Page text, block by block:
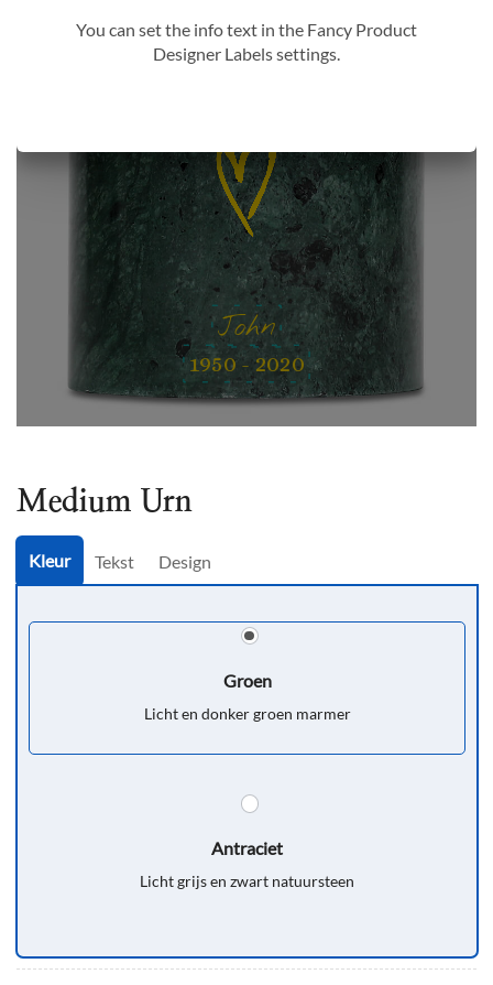
You can set the info text in the Fancy Product
Designer Labels settings.
Medium Urn
Kleur Tekst Design
Groen
Licht en donker groen marmer
Antraciet
Licht grijs en zwart natuursteen